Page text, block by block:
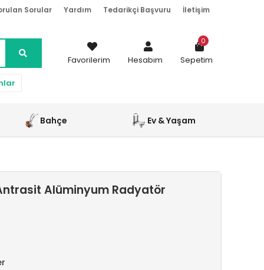
Sorular Yardım Tedarikçi Başvuru İletişim
Favorilerim Hesabım Sepetim
0
Bahçe Ev & Yaşam
Alüminyum Radyatör